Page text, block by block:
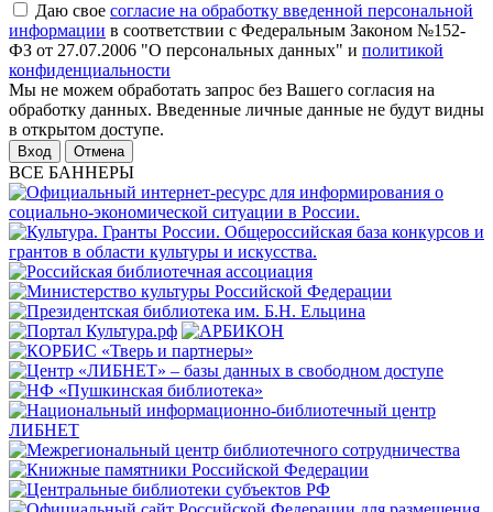
Даю свое согласие на обработку введенной персональной
информации в соответствии с Федеральным Законом №152-
ФЗ от 27.07.2006 "О персональных данных" и политикой
конфиденциальности
Мы не можем обработать запрос без Вашего согласия на
обработку данных. Введенные личные данные не будут видны
в открытом доступе.
Отмена
ВСЕ БАННЕРЫ